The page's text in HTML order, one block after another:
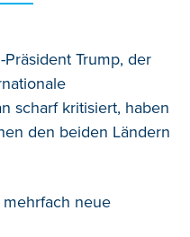
Trump, der
scharf kritisiert, haben
den beiden Ländern
neue